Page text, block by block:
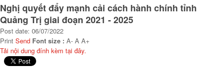
Nghị quyết đẩy mạnh cải cách hành chính tỉnh
Quảng Trị giai đoạn 2021 - 2025
Post date: 06/07/2022
Print Send Font size : A- A A+
Tải nội dung đính kèm tại đây.